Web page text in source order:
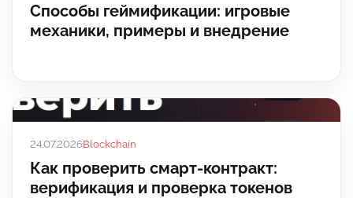
Способы геймификации: игровые
механики, примеры и внедрение
24.07.2026Blockchain
Как проверить смарт-контракт:
верификация и проверка токенов